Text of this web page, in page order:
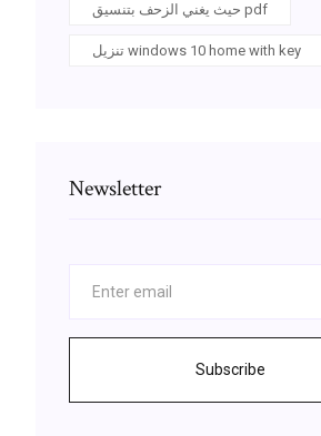
حيث يغني الزحف بتنسيق pdf
تنزيل windows 10 home with key
Newsletter
Subscribe